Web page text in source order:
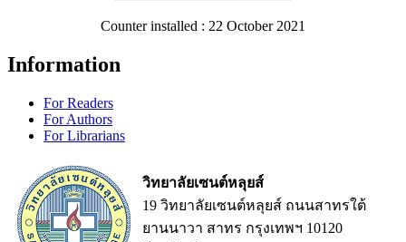
Counter installed : 22 October 2021
Information
For Readers
For Authors
For Librarians
วิทยาลัยเซนต์หลุยส์
19 วิทยาลัยเซนต์หลุยส์ ถนนสาทรใต้
ยานนาวา สาทร กรุงเทพฯ 10120